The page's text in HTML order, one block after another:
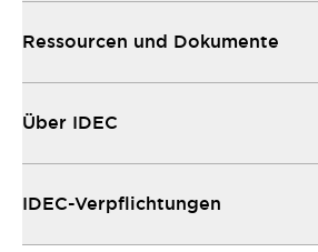
Ressourcen und Dokumente
Über IDEC
IDEC-Verpflichtungen